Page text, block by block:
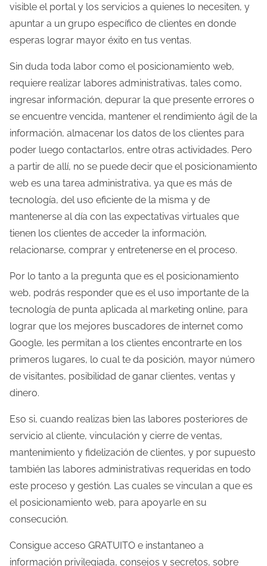
visible el portal y los servicios a quienes lo necesiten, y
apuntar a un grupo específico de clientes en donde
esperas lograr mayor éxito en tus ventas.
Sin duda toda labor como el posicionamiento web,
requiere realizar labores administrativas, tales como,
ingresar información, depurar la que presente errores o
se encuentre vencida, mantener el rendimiento ágil de la
información, almacenar los datos de los clientes para
poder luego contactarlos, entre otras actividades. Pero
a partir de allí, no se puede decir que el posicionamiento
web es una tarea administrativa, ya que es más de
tecnología, del uso eficiente de la misma y de
mantenerse al día con las expectativas virtuales que
tienen los clientes de acceder la información,
relacionarse, comprar y entretenerse en el proceso.
Por lo tanto a la pregunta que es el posicionamiento
web, podrás responder que es el uso importante de la
tecnología de punta aplicada al marketing online, para
lograr que los mejores buscadores de internet como
Google, les permitan a los clientes encontrarte en los
primeros lugares, lo cual te da posición, mayor número
de visitantes, posibilidad de ganar clientes, ventas y
dinero.
Eso si, cuando realizas bien las labores posteriores de
servicio al cliente, vinculación y cierre de ventas,
mantenimiento y fidelización de clientes, y por supuesto
también las labores administrativas requeridas en todo
este proceso y gestión. Las cuales se vinculan a que es
el posicionamiento web, para apoyarle en su
consecución.
Consigue acceso GRATUITO e instantaneo a
información privilegiada, consejos y secretos, sobre